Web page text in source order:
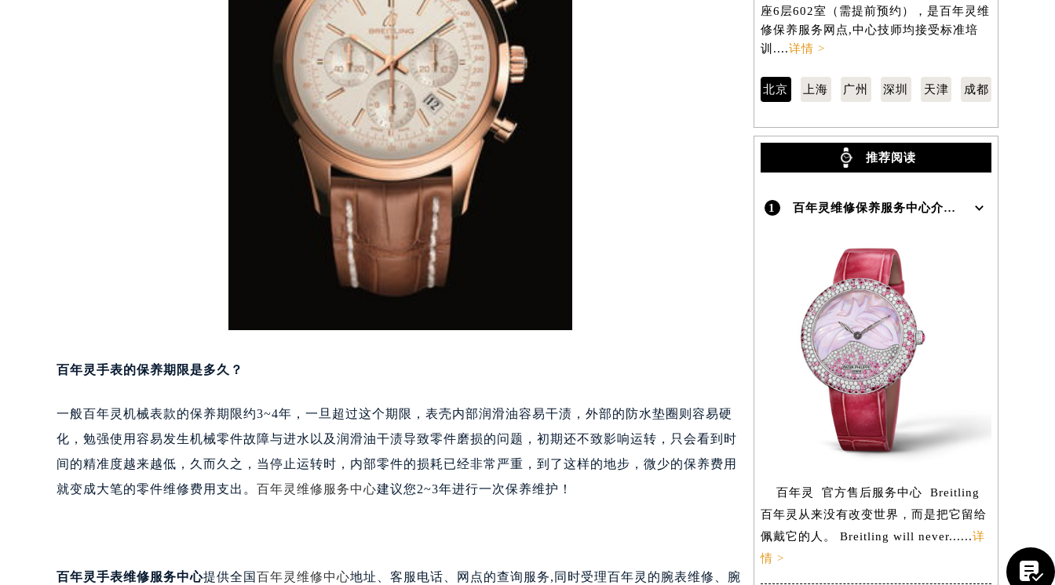
百年灵手表的保养期限是多久？
一般百年灵机械表款的保养期限约3~4年，一旦超过这个期限，表壳内部润滑油容易干渍，外部的防水垫圈则容易硬
化，勉强使用容易发生机械零件故障与进水以及润滑油干渍导致零件磨损的问题，初期还不致影响运转，只会看到时
间的精准度越来越低，久而久之，当停止运转时，内部零件的损耗已经非常严重，到了这样的地步，微少的保养费用
就变成大笔的零件维修费用支出。 百年灵维修服务中心建议您2~3年进行一次保养维护！
百年灵手表维修服务中心提供全国百年灵维修中心地址、客服电话、网点的查询服务, 同时受理百年灵的腕表维修、腕
座6层602室（需提前预约），是百年灵维
修保养服务网点,中心技师均接受标准培
训....详情 >
北京 上海 广州 深圳 天津 成都
推荐阅读
1 百年灵维修保养服务中心介绍 | Breitling
百年灵 官方售后服务中心 Breitling
百年灵从来没有改变世界，而是把它留给
佩戴它的人。 Breitling will never......详
情 >
